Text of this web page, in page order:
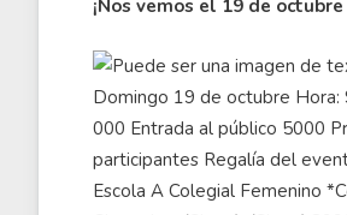
¡Nos vemos el 19 de